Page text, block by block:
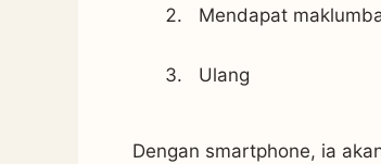
Mendapat
Ulang
Dengan smartphone, ia